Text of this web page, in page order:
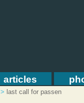
articles
> last call for passen